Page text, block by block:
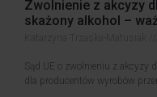
Zwolnienie z akcyzy
skażony alkohol –
Sąd UE o zwolnieniu z akcyzy
dla producentów wyrobów